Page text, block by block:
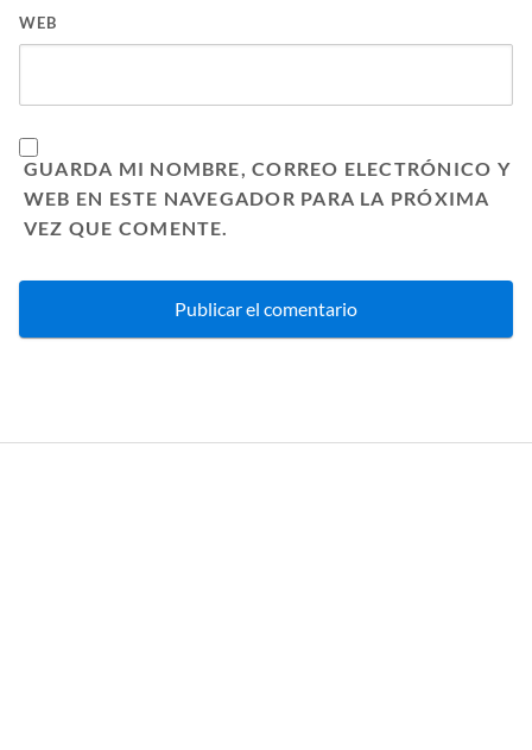
WEB
GUARDA MI NOMBRE, CORREO ELECTRÓNICO Y
WEB EN ESTE NAVEGADOR PARA LA PRÓXIMA
VEZ QUE COMENTE.